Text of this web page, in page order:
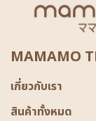
MAMAMO
เกี่ยวกับเรา
สินค้าทั้งหมด